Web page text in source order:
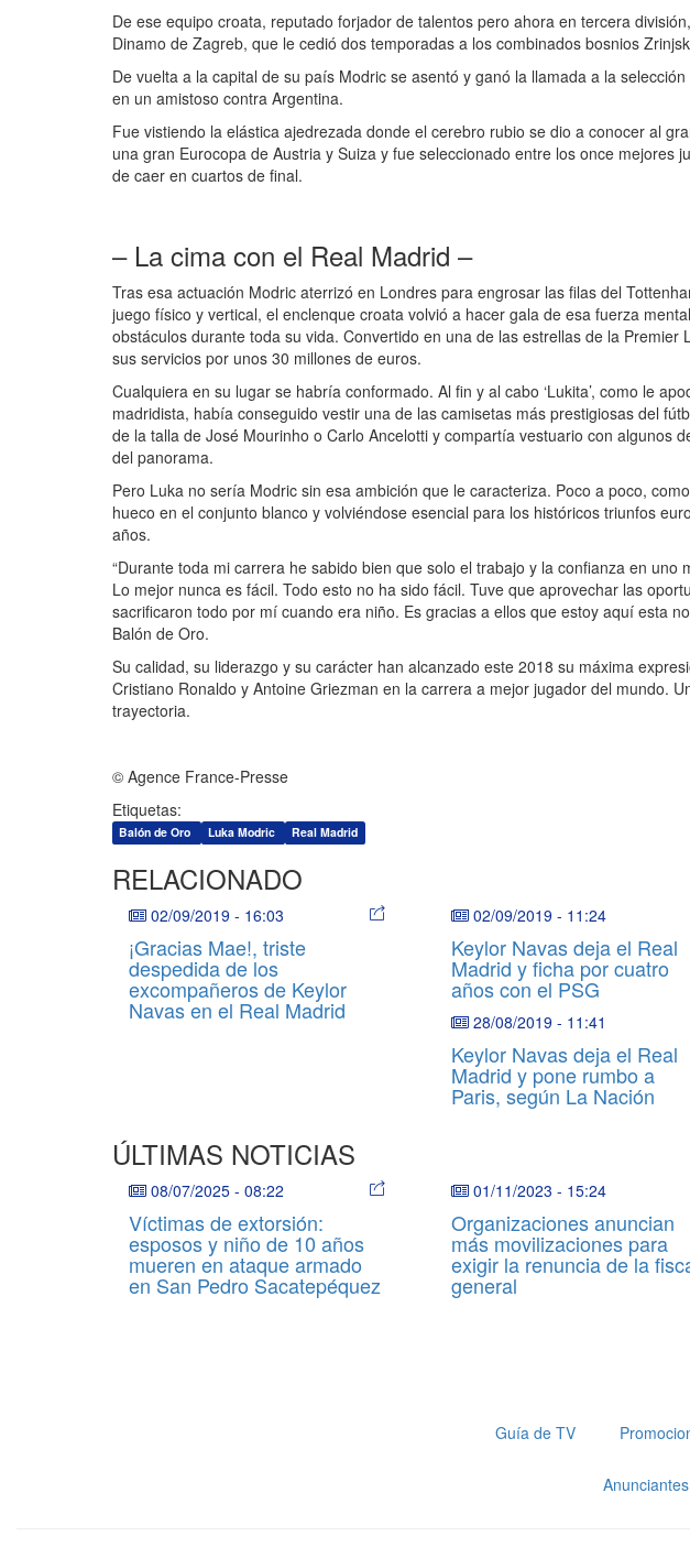
De ese equipo croata, reputado forjador de talentos pero ahora en tercera
Dinamo de Zagreb, que le cedió dos temporadas a los combinados bosnios
De vuelta a la capital de su país Modric se asentó y ganó la llamada a la
en un amistoso contra Argentina.
Fue vistiendo la elástica ajedrezada donde el cerebro rubio se dio a conocer al
una gran Eurocopa de Austria y Suiza y fue seleccionado entre los once mejores
de caer en cuartos de final.
– La cima con el Real Madrid –
Tras esa actuación Modric aterrizó en Londres para engrosar las filas del
juego físico y vertical, el enclenque croata volvió a hacer gala de esa fuerza
obstáculos durante toda su vida. Convertido en una de las estrellas de la Premier
sus servicios por unos 30 millones de euros.
Cualquiera en su lugar se habría conformado. Al fin y al cabo ‘Lukita’, como le
madridista, había conseguido vestir una de las camisetas más prestigiosas del
de la talla de José Mourinho o Carlo Ancelotti y compartía vestuario con algunos
del panorama.
Pero Luka no sería Modric sin esa ambición que le caracteriza. Poco a poco,
hueco en el conjunto blanco y volviéndose esencial para los históricos triunfos
años.
“Durante toda mi carrera he sabido bien que solo el trabajo y la confianza en uno
Lo mejor nunca es fácil. Todo esto no ha sido fácil. Tuve que aprovechar las
sacrificaron todo por mí cuando era niño. Es gracias a ellos que estoy aquí esta
Balón de Oro.
Su calidad, su liderazgo y su carácter han alcanzado este 2018 su máxima
Cristiano Ronaldo y Antoine Griezman en la carrera a mejor jugador del mundo.
trayectoria.
© Agence France-Presse
Etiquetas:
Balón de Oro Luka Modric Real Madrid
RELACIONADO
02/09/2019 - 16:03
¡Gracias Mae!, triste
despedida de los
excompañeros de Keylor
Navas en el Real Madrid
02/09/2019 - 11:24
Keylor Navas deja el Real
Madrid y ficha por cuatro
años con el PSG
28/08/2019 - 11:41
Keylor Navas deja el Real
Madrid y pone rumbo a
Paris, según La Nación
ÚLTIMAS NOTICIAS
08/07/2025 - 08:22
Víctimas de extorsión:
esposos y niño de 10 años
mueren en ataque armado
en San Pedro Sacatepéquez
01/11/2023 - 15:24
Organizaciones anuncian
más movilizaciones para
exigir la renuncia de la
general
Guía de TV
Anunciantes